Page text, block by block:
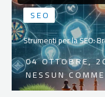
SEO
Strumenti per la SEO:
04 OTTOBRE,
NESSUN